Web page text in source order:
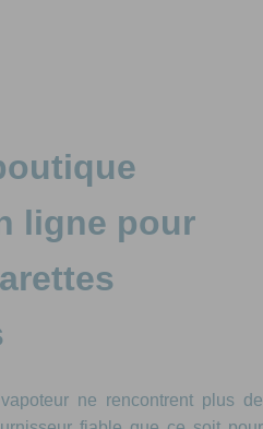
ligne pour
ne rencontrent plus de